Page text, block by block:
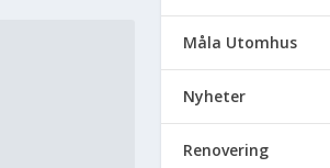
Måla Utomhus
Nyheter
Renovering